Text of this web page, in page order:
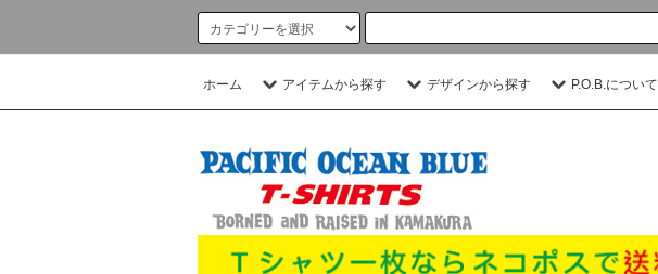
ホーム アイテムから探す デザインから探す P.O.B.について